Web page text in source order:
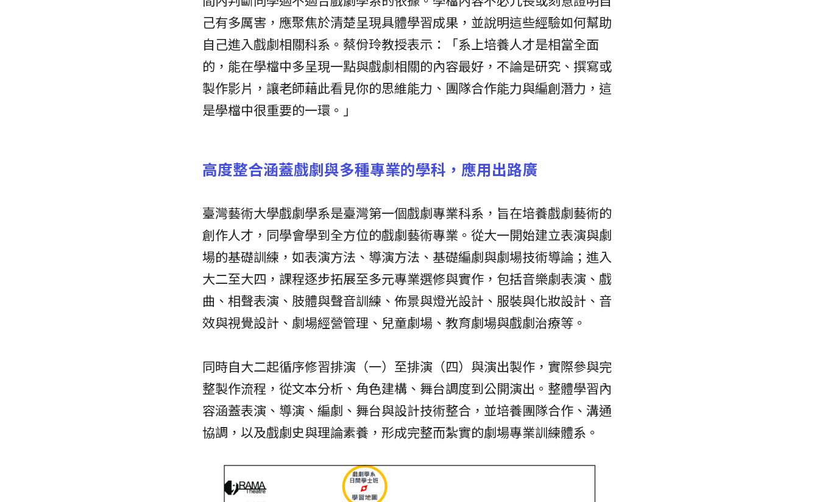
己有多厲害，應聚焦於清楚呈現具體學習成果，並說明這些經驗如何幫助
自己進入戲劇相關科系。蔡佾玲教授表示：「系上培養人才是相當全面
的，能在學檔中多呈現一點與戲劇相關的內容最好，不論是研究、撰寫或
製作影片，讓老師藉此看見你的思維能力、團隊合作能力與編創潛力，這
是學檔中很重要的一環。」
高度整合涵蓋戲劇與多種專業的學科，應用出路廣
臺灣藝術大學戲劇學系是臺灣第一個戲劇專業科系，旨在培養戲劇藝術的
創作人才，同學會學到全方位的戲劇藝術專業。從大一開始建立表演與劇
場的基礎訓練，如表演方法、導演方法、基礎編劇與劇場技術導論；進入
大二至大四，課程逐步拓展至多元專業選修與實作，包括音樂劇表演、戲
曲、相聲表演、肢體與聲音訓練、佈景與燈光設計、服裝與化妝設計、音
效與視覺設計、劇場經營管理、兒童劇場、教育劇場與戲劇治療等。
同時自大二起循序修習排演（一）至排演（四）與演出製作，實際參與完
整製作流程，從文本分析、角色建構、舞台調度到公開演出。整體學習內
容涵蓋表演、導演、編劇、舞台與設計技術整合，並培養團隊合作、溝通
協調，以及戲劇史與理論素養，形成完整而紮實的劇場專業訓練體系。